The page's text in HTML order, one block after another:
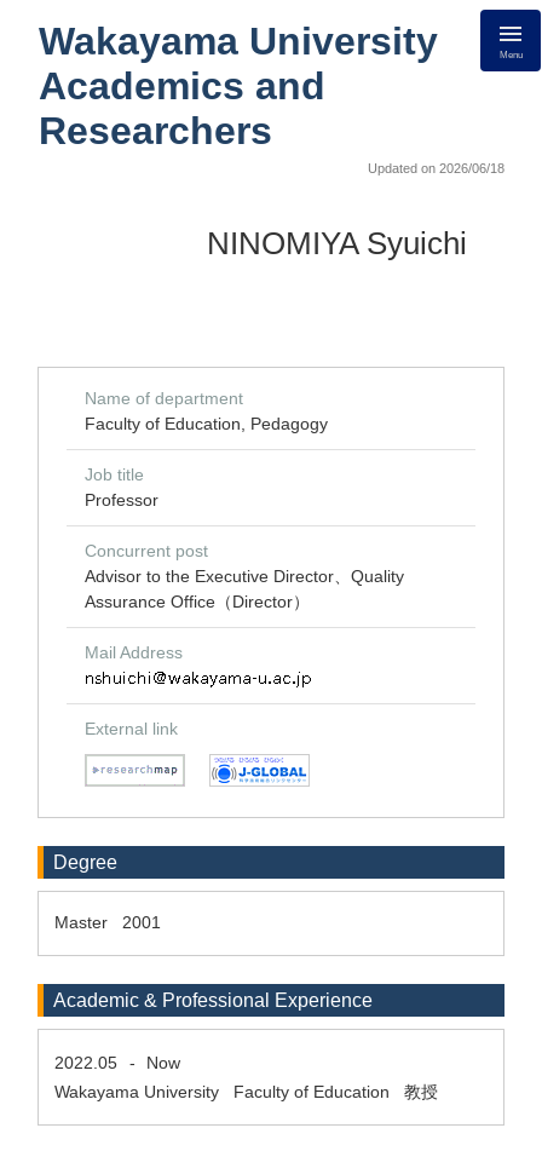
Wakayama University
Academics and
Researchers
Menu
Updated on 2026/06/18
NINOMIYA Syuichi
Name of department
Faculty of Education, Pedagogy
Job title
Professor
Concurrent post
Advisor to the Executive Director、Quality
Assurance Office（Director）
Mail Address
External link
Degree
Master 2001
Academic & Professional Experience
2022.05 -
Now
Wakayama University Faculty of Education 教授